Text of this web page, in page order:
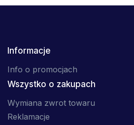
Informacje
Info o promocjach
Wszystko o zakupach
Wymiana zwrot towaru
Reklamacje